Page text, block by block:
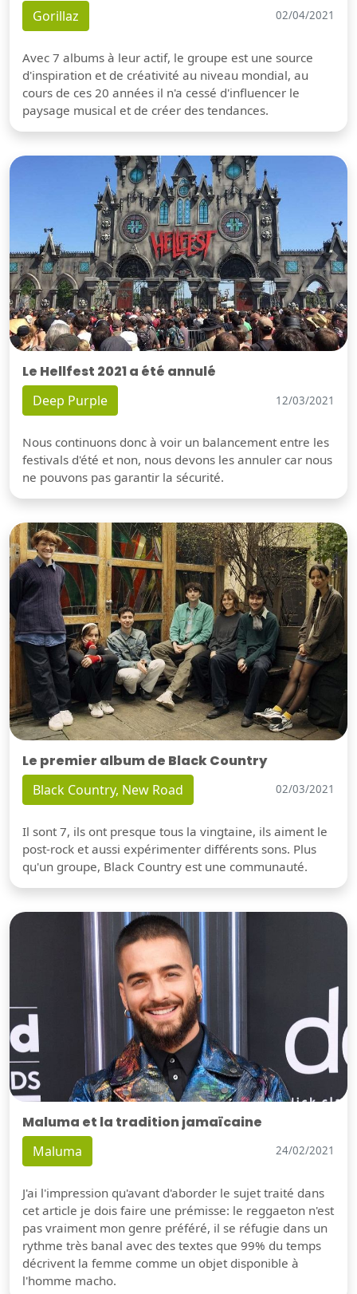
Gorillaz 02/04/2021
Avec 7 albums à leur actif, le groupe est une source
d'inspiration et de créativité au niveau mondial, au
cours de ces 20 années il n'a cessé d'influencer le
paysage musical et de créer des tendances.
Le Hellfest 2021 a été annulé
Deep Purple 12/03/2021
Nous continuons donc à voir un balancement entre les
festivals d'été et non, nous devons les annuler car nous
ne pouvons pas garantir la sécurité.
Le premier album de Black Country
Black Country, New Road 02/03/2021
Il sont 7, ils ont presque tous la vingtaine, ils aiment le
post-rock et aussi expérimenter différents sons. Plus
qu'un groupe, Black Country est une communauté.
Maluma et la tradition jamaïcaine
Maluma 24/02/2021
J'ai l'impression qu'avant d'aborder le sujet traité dans
cet article je dois faire une prémisse: le reggaeton n'est
pas vraiment mon genre préféré, il se réfugie dans un
rythme très banal avec des textes que 99% du temps
décrivent la femme comme un objet disponible à
l'homme macho.